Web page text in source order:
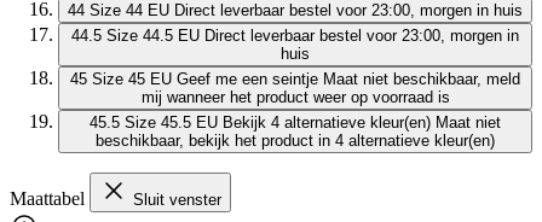
44 Size 44 EU Direct leverbaar bestel voor 23:00, morgen in huis
44.5 Size 44.5 EU Direct leverbaar bestel voor 23:00, morgen in
huis
45 Size 45 EU Geef me een seintje Maat niet beschikbaar, meld
mij wanneer het product weer op voorraad is
45.5 Size 45.5 EU Bekijk 4 alternatieve kleur(en) Maat niet
beschikbaar, bekijk het product in 4 alternatieve kleur(en)
Maattabel Sluit venster